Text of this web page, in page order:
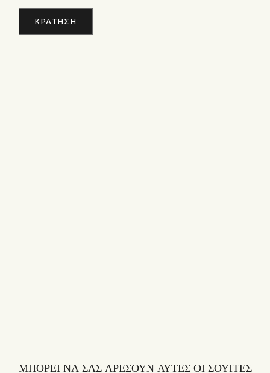
ΚΡΆΤΗΣΗ
ΜΠΟΡΕΙ ΝΑ ΣΑΣ ΑΡΕΣΟΥΝ ΑΥΤΕΣ ΟΙ ΣΟΥΙΤΕΣ